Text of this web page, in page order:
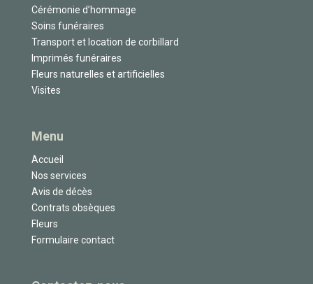
Cérémonie d’hommage
Soins funéraires
Transport et location de corbillard
Imprimés funéraires
Fleurs naturelles et artificielles
Visites
Menu
Accueil
Nos services
Avis de décès
Contrats obsèques
Fleurs
Formulaire contact